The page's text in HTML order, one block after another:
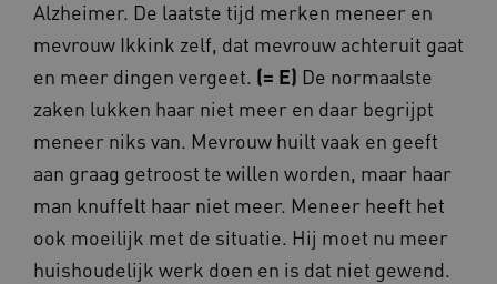
Alzheimer. De laatste tijd merken meneer en
mevrouw Ikkink zelf, dat mevrouw achteruit gaat
en meer dingen vergeet. (= E) De normaalste
zaken lukken haar niet meer en daar begrijpt
meneer niks van. Mevrouw huilt vaak en geeft
aan graag getroost te willen worden, maar haar
man knuffelt haar niet meer. Meneer heeft het
ook moeilijk met de situatie. Hij moet nu meer
huishoudelijk werk doen en is dat niet gewend.
TiPMix .www.omahasystem.nl
57
x-ms-routing-name
Microsoft
.www.omahasystem.nl